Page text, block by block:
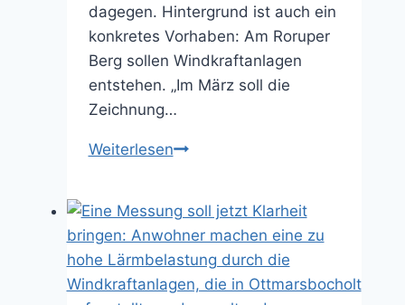
dagegen. Hintergrund ist auch ein
konkretes Vorhaben: Am Roruper
Berg sollen Windkraftanlagen
entstehen. „Im März soll die
Zeichnung…
WeiterlesenGmbH
Bürger
Rendite
rausholen
(12.02.2026)